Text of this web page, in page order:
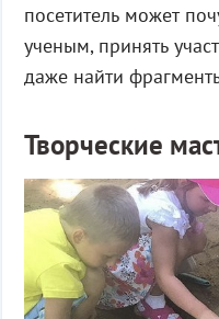
посетитель может
ученым, принять
даже найти
Творческие